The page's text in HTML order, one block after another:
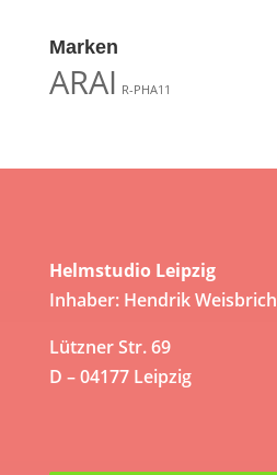
Marken
ARAI R-PHA11
Helmstudio Leipzig
Inhaber: Hendrik Weisbrich
Lützner Str. 69
D – 04177 Leipzig